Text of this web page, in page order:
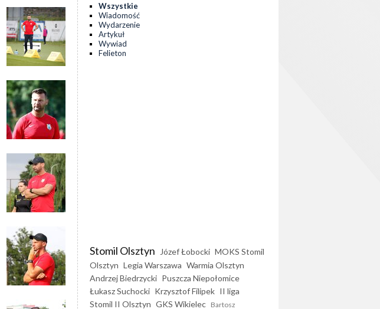
Wszystkie
Wiadomość
Wydarzenie
Artykuł
Wywiad
Felieton
Stomil Olsztyn Józef Łobocki MOKS Stomil
Olsztyn Legia Warszawa Warmia Olsztyn
Andrzej Biedrzycki Puszcza Niepołomice
Łukasz Suchocki Krzysztof Filipek II liga
Stomil II Olsztyn GKS Wikielec Bartosz